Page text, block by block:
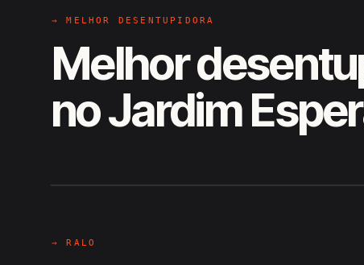
→ MELHOR DESENTUPIDORA
Melhor
no Jardim
EM CAMPO
→ RALO